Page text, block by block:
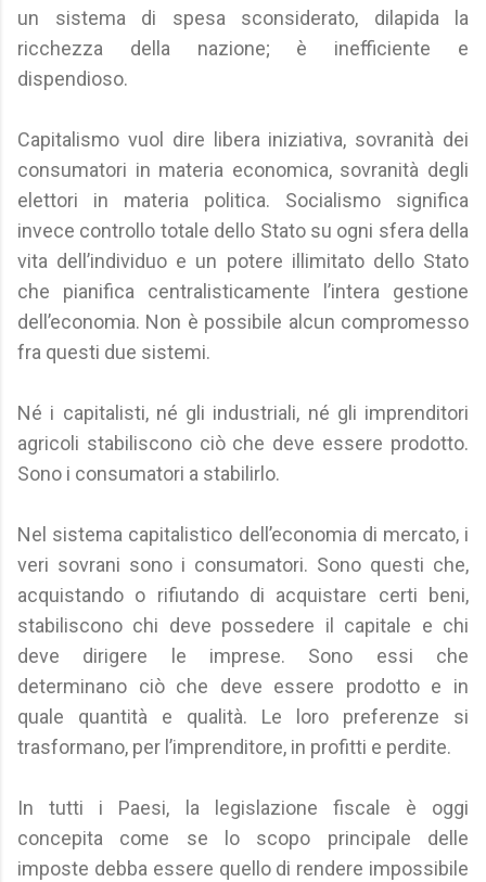
un sistema di spesa sconsiderato, dilapida la
ricchezza della nazione; è inefficiente e
dispendioso.
Capitalismo vuol dire libera iniziativa, sovranità dei
consumatori in materia economica, sovranità degli
elettori in materia politica. Socialismo significa
invece controllo totale dello Stato su ogni sfera della
vita dell’individuo e un potere illimitato dello Stato
che pianifica centralisticamente l’intera gestione
dell’economia. Non è possibile alcun compromesso
fra questi due sistemi.
Né i capitalisti, né gli industriali, né gli imprenditori
agricoli stabiliscono ciò che deve essere prodotto.
Sono i consumatori a stabilirlo.
Nel sistema capitalistico dell’economia di mercato, i
veri sovrani sono i consumatori. Sono questi che,
acquistando o rifiutando di acquistare certi beni,
stabiliscono chi deve possedere il capitale e chi
deve dirigere le imprese. Sono essi che
determinano ciò che deve essere prodotto e in
quale quantità e qualità. Le loro preferenze si
trasformano, per l’imprenditore, in profitti e perdite.
In tutti i Paesi, la legislazione fiscale è oggi
concepita come se lo scopo principale delle
imposte debba essere quello di rendere impossibile